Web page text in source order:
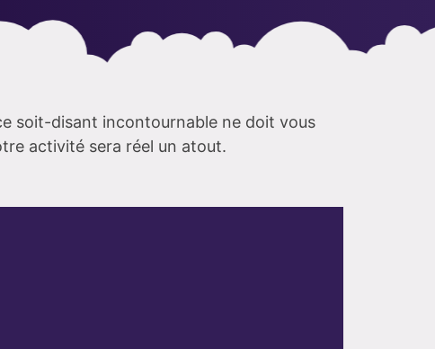
soit-disant incontournable ne doit vous
activité sera réel un atout.